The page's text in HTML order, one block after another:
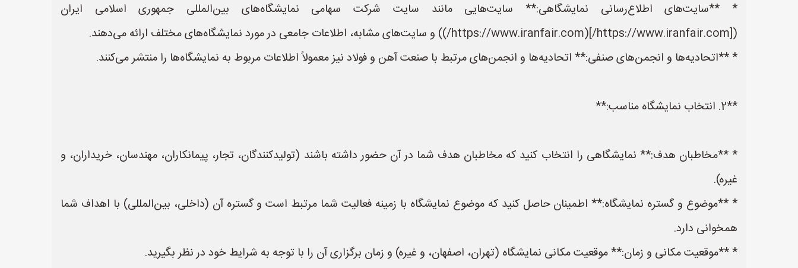
* **سایت‌های اطلاع‌رسانی نمایشگاهی:** سایت‌هایی مانند سایت شرکت سهامی نمایشگاه‌های بین‌المللی جمهوری اسلامی ایران
([https://www.iranfair.com/](https://www.iranfair.com/)) و سایت‌های مشابه، اطلاعات جامعی در مورد نمایشگاه‌های مختلف ارائه می‌دهند.
* **اتحادیه‌ها و انجمن‌های صنفی:** اتحادیه‌ها و انجمن‌های مرتبط با صنعت آهن و فولاد نیز معمولاً اطلاعات مربوط به نمایشگاه‌ها را منتشر می‌کنند.
**2. انتخاب نمایشگاه مناسب:**
* **مخاطبان هدف:** نمایشگاهی را انتخاب کنید که مخاطبان هدف شما در آن حضور داشته باشند (تولیدکنندگان، تجار، پیمانکاران، مهندسان، خریداران، و
غیره).
* **موضوع و گستره نمایشگاه:** اطمینان حاصل کنید که موضوع نمایشگاه با زمینه فعالیت شما مرتبط است و گستره آن (داخلی، بین‌المللی) با اهداف شما
همخوانی دارد.
* **موقعیت مکانی و زمان:** موقعیت مکانی نمایشگاه (تهران، اصفهان، و غیره) و زمان برگزاری آن را با توجه به شرایط خود در نظر بگیرید.